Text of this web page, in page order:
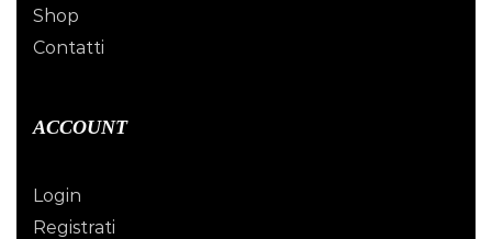
Shop
Contatti
ACCOUNT
Login
Registrati